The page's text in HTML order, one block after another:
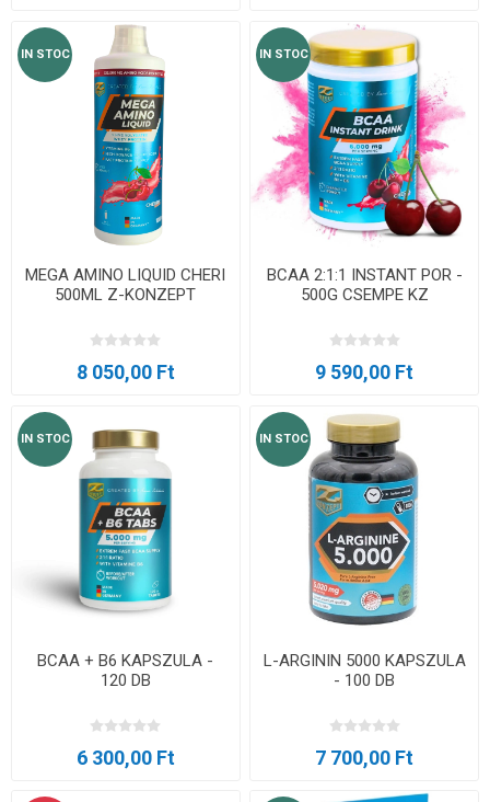
IN STOC
MEGA AMINO LIQUID CHERI
500ML Z-KONZEPT
8 050,00 Ft
IN STOC
BCAA 2:1:1 INSTANT POR -
500G CSEMPE KZ
9 590,00 Ft
IN STOC
BCAA + B6 KAPSZULA -
120 DB
6 300,00 Ft
IN STOC
L-ARGININ 5000 KAPSZULA
- 100 DB
7 700,00 Ft